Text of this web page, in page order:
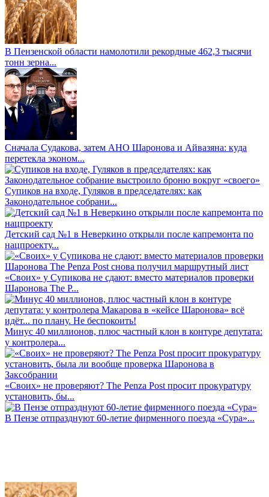
В Пензенской области намолотили рекордные 462,3 тысячи
тонн зерна...
Сначала Судакова, затем АНО Шаронова и Айвазяна: куда
перетекла эконом...
Супиков на входе, Гуляков в председателях: как
Законодательное собрани...
Детский сад №1 в Неверкино открыли после капремонта по
нацпроекту...
«Своих» у Супикова не сдают: вместо материалов проверки
Шаронова The P...
Минус 40 миллионов, плюс частный клон в контуре депутата:
у контролера...
«Своих» не проверяют? The Penza Post просит прокуратуру
установить, бы...
В Пензе отпразднуют 60-летие фирменного поезда «Сура»...